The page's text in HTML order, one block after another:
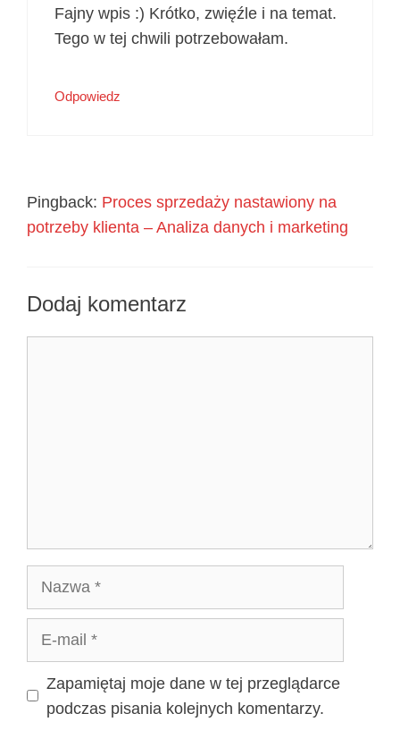
Fajny wpis :) Krótko, zwięźle i na temat.
Tego w tej chwili potrzebowałam.
Odpowiedz
Pingback: Proces sprzedaży nastawiony na
potrzeby klienta – Analiza danych i marketing
Dodaj komentarz
Zapamiętaj moje dane w tej przeglądarce
podczas pisania kolejnych komentarzy.